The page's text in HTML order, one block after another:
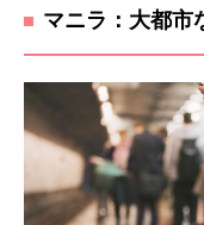
マニラ：大都市